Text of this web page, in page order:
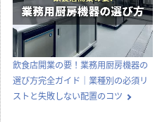
飲食店開業の要！業務用厨房機器の
選び方完全ガイド｜業種別の必須リ
ストと失敗しない配置のコツ